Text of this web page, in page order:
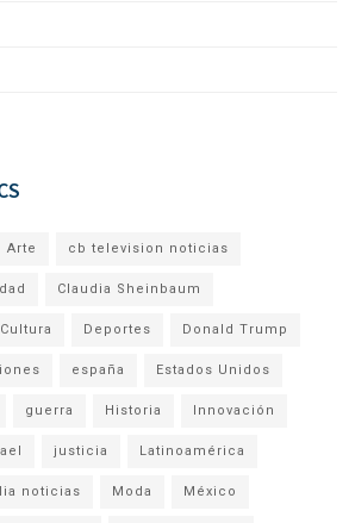
Arte cb television noticias
Claudia Sheinbaum
Cultura Deportes Donald Trump
españa Estados Unidos
guerra Historia Innovación
justicia Latinoamérica
noticias Moda México